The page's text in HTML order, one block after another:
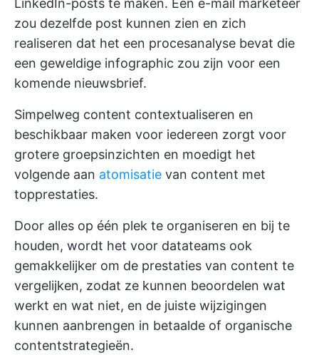
LinkedIn-posts te maken. Een e-mail marketeer
zou dezelfde post kunnen zien en zich
realiseren dat het een procesanalyse bevat die
een geweldige infographic zou zijn voor een
komende nieuwsbrief.
Simpelweg content contextualiseren en
beschikbaar maken voor iedereen zorgt voor
grotere groepsinzichten en moedigt het
volgende aan atomisatie van content met
topprestaties.
Door alles op één plek te organiseren en bij te
houden, wordt het voor datateams ook
gemakkelijker om de prestaties van content te
vergelijken, zodat ze kunnen beoordelen wat
werkt en wat niet, en de juiste wijzigingen
kunnen aanbrengen in betaalde of organische
contentstrategieën.